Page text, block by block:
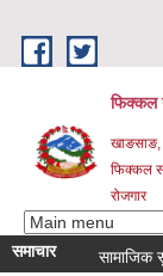
फिक्कल
खाङसाङ,
फिक्कल
रोजगार
समाचारसामाजिक सुरक्षा